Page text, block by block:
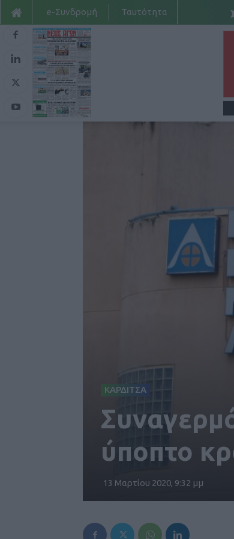
e-Συνδρομή Ταυτότητα
ΚΑΡΔΙΤΣΑ
ύποπτο
13 Μαρτίου 2020, 9:32 μμ